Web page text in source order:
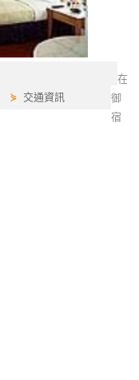
⋟ 交通資訊
在
御
宿